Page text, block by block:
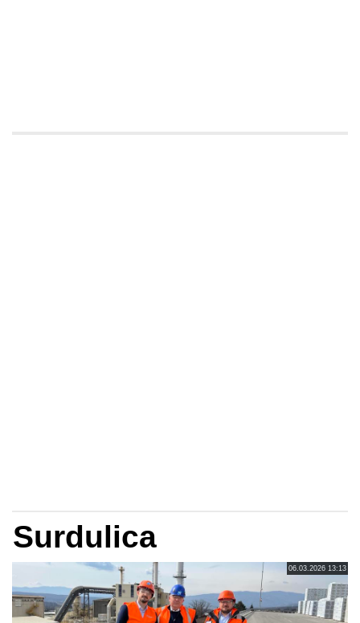
Surdulica
06.03.2026 13:13